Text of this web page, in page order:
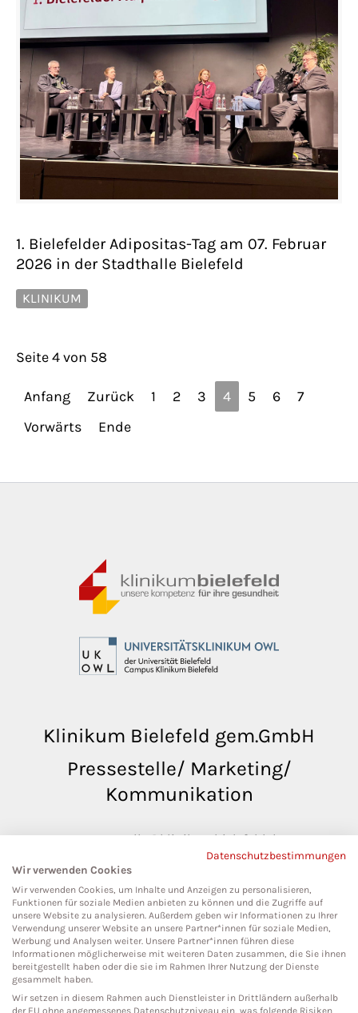
1. Bielefelder Adipositas-Tag am 07. Februar
2026 in der Stadthalle Bielefeld
KLINIKUM
Seite 4 von 58
Anfang Zurück 1 2 3 4 5 6
7
Vorwärts
Ende
Klinikum Bielefeld gem.GmbH
Pressestelle/ Marketing/
Kommunikation
pressestelle@klinikumbielefeld.de
Teutoburger Str. 50
33604 Bielefeld
Social Media
Datenschutzbestimmungen
Wir verwenden Cookies
Wir verwenden Cookies, um Inhalte und Anzeigen zu personalisieren,
Funktionen für soziale Medien anbieten zu können und die Zugriffe auf
unsere Website zu analysieren. Außerdem geben wir Informationen zu Ihrer
Verwendung unserer Website an unsere Partner*innen für soziale Medien,
Werbung und Analysen weiter. Unsere Partner*innen führen diese
Informationen möglicherweise mit weiteren Daten zusammen, die Sie ihnen
bereitgestellt haben oder die sie im Rahmen Ihrer Nutzung der Dienste
gesammelt haben.
Wir setzen in diesem Rahmen auch Dienstleister in Drittländern außerhalb
der EU ohne angemessenes Datenschutzniveau ein, was folgende Risiken